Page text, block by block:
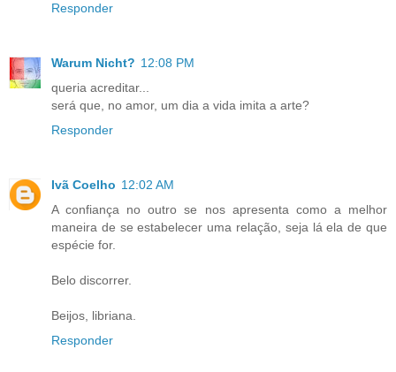
Responder
Warum Nicht? 12:08 PM
queria acreditar...
será que, no amor, um dia a vida imita a arte?
Responder
Ivã Coelho 12:02 AM
A confiança no outro se nos apresenta como a melhor
maneira de se estabelecer uma relação, seja lá ela de que
espécie for.
Belo discorrer.
Beijos, libriana.
Responder